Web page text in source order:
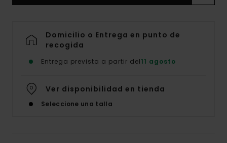
Domicilio o Entrega en punto de
recogida
Entrega prevista a partir del11 agosto
Ver disponibilidad en tienda
Seleccione una talla